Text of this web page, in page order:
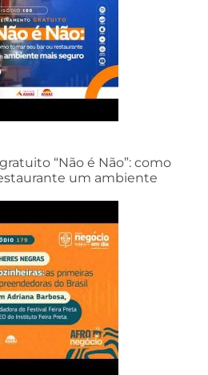
“Não é Não”: como
um ambiente